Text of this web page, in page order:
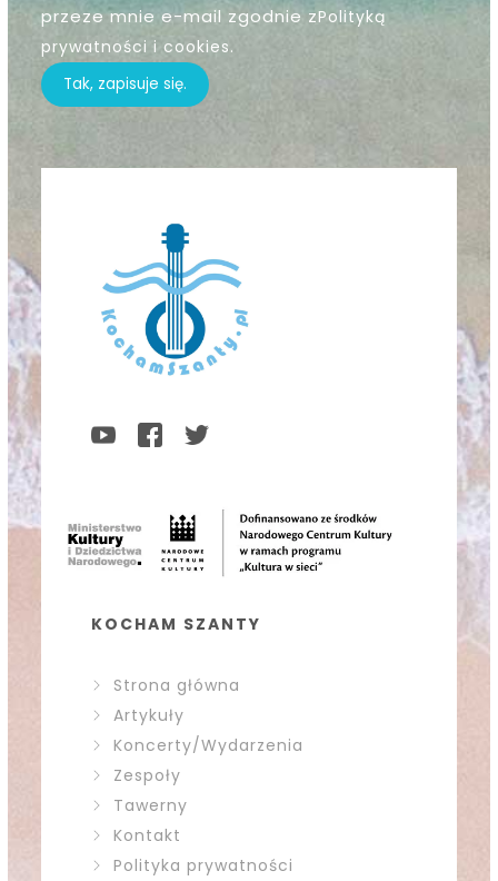
przeze mnie e-mail zgodnie zPolityką
prywatności i cookies.
Tak, zapisuje się.
KOCHAM SZANTY
Strona główna
Artykuły
Koncerty/Wydarzenia
Zespoły
Tawerny
Kontakt
Polityka prywatności